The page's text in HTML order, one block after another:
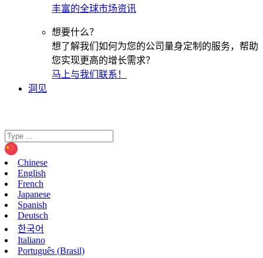
丰富的全球市场资讯
想要什么？
想了解我们如何为您的公司量身定制的服务，帮助
您实现更高的增长需求？
马上与我们联系！
洞见
Chinese
English
French
Japanese
Spanish
Deutsch
한국어
Italiano
Português (Brasil)